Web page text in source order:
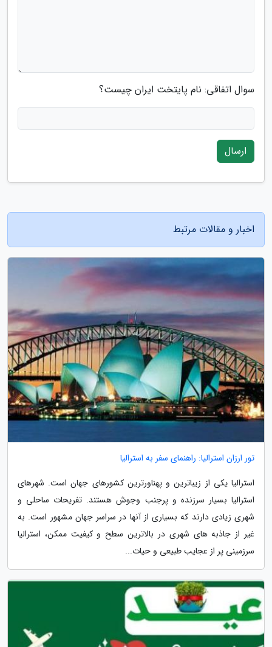
سوال اتفاقی: نام پایتخت ایران چیست؟
ارسال
اخبار و مقالات مرتبط
تور ارزان استرالیا: راهنمای سفر به استرالیا
استرالیا یکی از زیباترین و پهناورترین کشورهای جهان است. شهرهای
استرالیا بسیار سرزنده و پرجنب وجوش هستند. تفریحات ساحلی و
شهری زیادی دارند که بسیاری از آنها در سراسر جهان مشهور است. به
غیر از جاذبه های شهری در بالاترین سطح و کیفیت ممکن، استرالیا
سرزمینی پر از عجایب طبیعی و حیات...